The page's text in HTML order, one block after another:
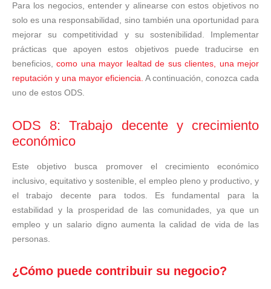
Para los negocios, entender y alinearse con estos objetivos no
solo es una responsabilidad, sino también una oportunidad para
mejorar su competitividad y su sostenibilidad. Implementar
prácticas que apoyen estos objetivos puede traducirse en
beneficios, como una mayor lealtad de sus clientes, una mejor
reputación y una mayor eficiencia. A continuación, conozca cada
uno de estos ODS.
ODS 8: Trabajo decente y crecimiento
económico
Este objetivo busca promover el crecimiento económico
inclusivo, equitativo y sostenible, el empleo pleno y productivo, y
el trabajo decente para todos. Es fundamental para la
estabilidad y la prosperidad de las comunidades, ya que un
empleo y un salario digno aumenta la calidad de vida de las
personas.
¿Cómo puede contribuir su negocio?